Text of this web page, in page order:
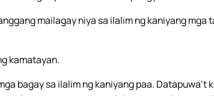
mailagay niya sa ilalim ng kaniyang mga
kamatayan.
bagay sa ilalim ng kaniyang paa. Datapuwa’t